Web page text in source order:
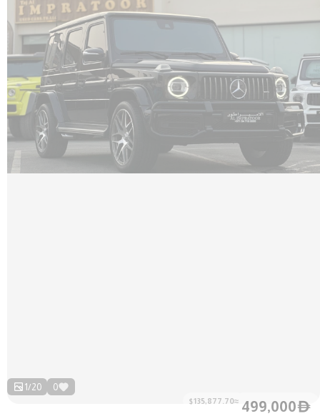
0
1/20
D
499,000
≈$135,877.70